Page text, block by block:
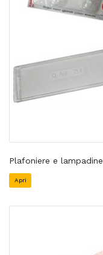
Plafoniere e lampadine
Apri